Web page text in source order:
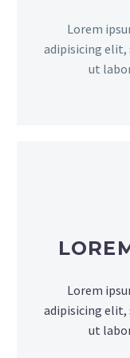
Lorem
adipisicing elit,
ut
Lorem
adipisicing elit,
ut